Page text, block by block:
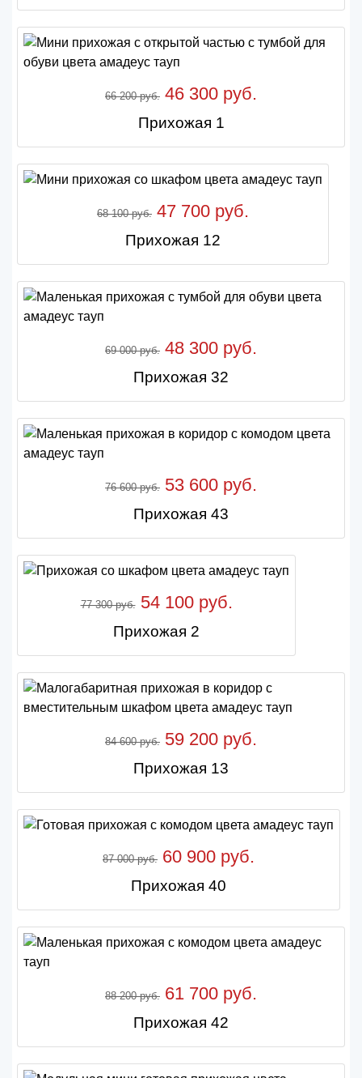
66 200 руб. 46 300 руб.
Прихожая 1
68 100 руб. 47 700 руб.
Прихожая 12
69 000 руб. 48 300 руб.
Прихожая 32
76 600 руб. 53 600 руб.
Прихожая 43
77 300 руб.54 100 руб.
Прихожая 2
84 600 руб. 59 200 руб.
Прихожая 13
87 000 руб. 60 900 руб.
Прихожая 40
88 200 руб. 61 700 руб.
Прихожая 42